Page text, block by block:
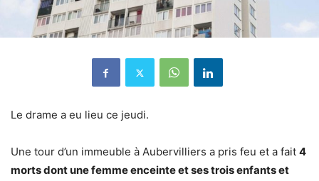
Le drame a eu lieu ce jeudi.
Une tour d’un immeuble à Aubervilliers a pris feu et a fait 4
morts dont une femme enceinte et ses trois enfants et